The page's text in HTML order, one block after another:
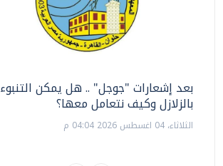
بعد إشعارات "جوجل" .. هل يمكن التنبوء
بالزلازل وكيف نتعامل معها؟
الثلاثاء، 04 اغسطس 2026 04:04 م